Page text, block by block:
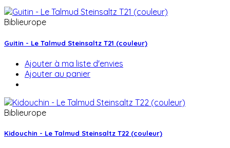
Biblieurope
Guitin - Le Talmud Steinsaltz T21 (couleur)
Ajouter à ma liste d'envies
Ajouter au panier
Biblieurope
Kidouchin - Le Talmud Steinsaltz T22 (couleur)